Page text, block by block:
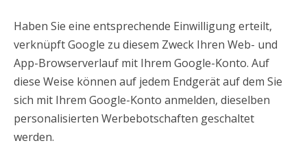
Haben Sie eine entsprechende Einwilligung erteilt,
verknüpft Google zu diesem Zweck Ihren Web- und
App-Browserverlauf mit Ihrem Google-Konto. Auf
diese Weise können auf jedem Endgerät auf dem Sie
sich mit Ihrem Google-Konto anmelden, dieselben
personalisierten Werbebotschaften geschaltet
werden.